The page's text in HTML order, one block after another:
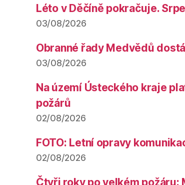
Léto v Děčíně pokračuje.
03/08/2026
Obranné řady Medvědů
03/08/2026
Na území Ústeckého kraje
požárů
02/08/2026
FOTO: Letní opravy
02/08/2026
Čtyři roky po velkém požáru: